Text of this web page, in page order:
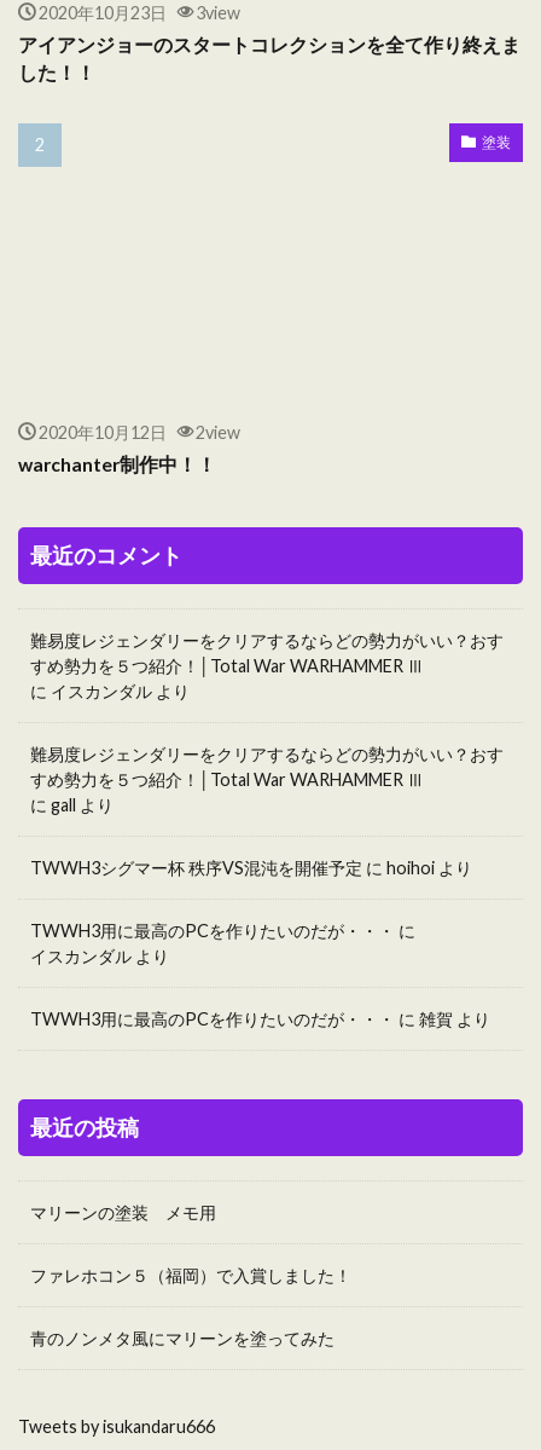
2020年10月23日 3view
アイアンジョーのスタートコレクションを全て作り終えま
した！！
塗装
2020年10月12日 2view
warchanter制作中！！
最近のコメント
難易度レジェンダリーをクリアするならどの勢力がいい？おす
すめ勢力を５つ紹介！│Total War WARHAMMER Ⅲ
に イスカンダル より
難易度レジェンダリーをクリアするならどの勢力がいい？おす
すめ勢力を５つ紹介！│Total War WARHAMMER Ⅲ
に gall より
TWWH3シグマー杯 秩序VS混沌を開催予定 に hoihoi より
TWWH3用に最高のPCを作りたいのだが・・・ に
イスカンダル より
TWWH3用に最高のPCを作りたいのだが・・・ に 雑賀 より
最近の投稿
マリーンの塗装 メモ用
ファレホコン５（福岡）で入賞しました！
青のノンメタ風にマリーンを塗ってみた
Tweets by isukandaru666